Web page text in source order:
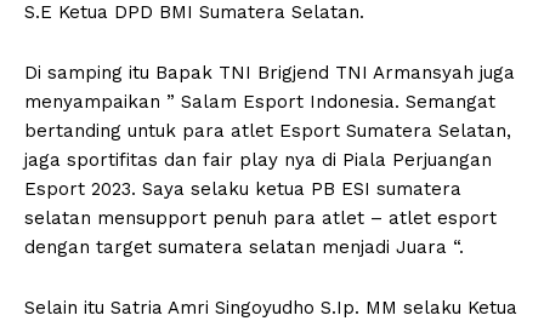
S.E Ketua DPD BMI Sumatera Selatan.
Di samping itu Bapak TNI Brigjend TNI Armansyah juga
menyampaikan ” Salam Esport Indonesia. Semangat
bertanding untuk para atlet Esport Sumatera Selatan,
jaga sportifitas dan fair play nya di Piala Perjuangan
Esport 2023. Saya selaku ketua PB ESI sumatera
selatan mensupport penuh para atlet – atlet esport
dengan target sumatera selatan menjadi Juara “.
Selain itu Satria Amri Singoyudho S.Ip. MM selaku Ketua